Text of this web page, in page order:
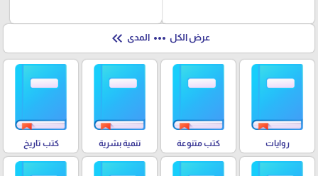
عرض الكل more_horiz المدى keyboard_double_arrow_left
روايات كتب متنوعة تنمية بشرية كتب تاريخ